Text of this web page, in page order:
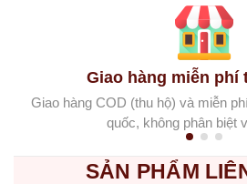
Giao hàng miễn phí
Giao hàng COD (thu hộ) và miễn
quốc, không phân biệt
SẢN PHẨM